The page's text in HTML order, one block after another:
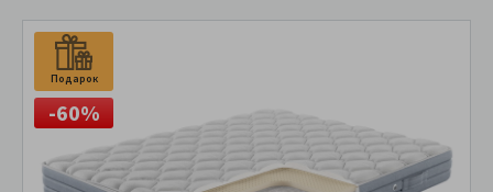
Подарок
-60%